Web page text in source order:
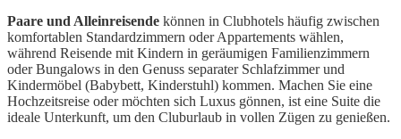
Paare und Alleinreisende können in Clubhotels häufig zwischen
komfortablen Standardzimmern oder Appartements wählen,
während Reisende mit Kindern in geräumigen Familienzimmern
oder Bungalows in den Genuss separater Schlafzimmer und
Kindermöbel (Babybett, Kinderstuhl) kommen. Machen Sie eine
Hochzeitsreise oder möchten sich Luxus gönnen, ist eine Suite die
ideale Unterkunft, um den Cluburlaub in vollen Zügen zu genießen.